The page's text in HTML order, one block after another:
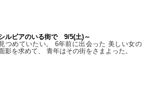
ルビアのいる街で 9/5(土)～
見つめていたい。 6年前に出会った 美しい女の
影を求めて、 青年はその街をさまよった。